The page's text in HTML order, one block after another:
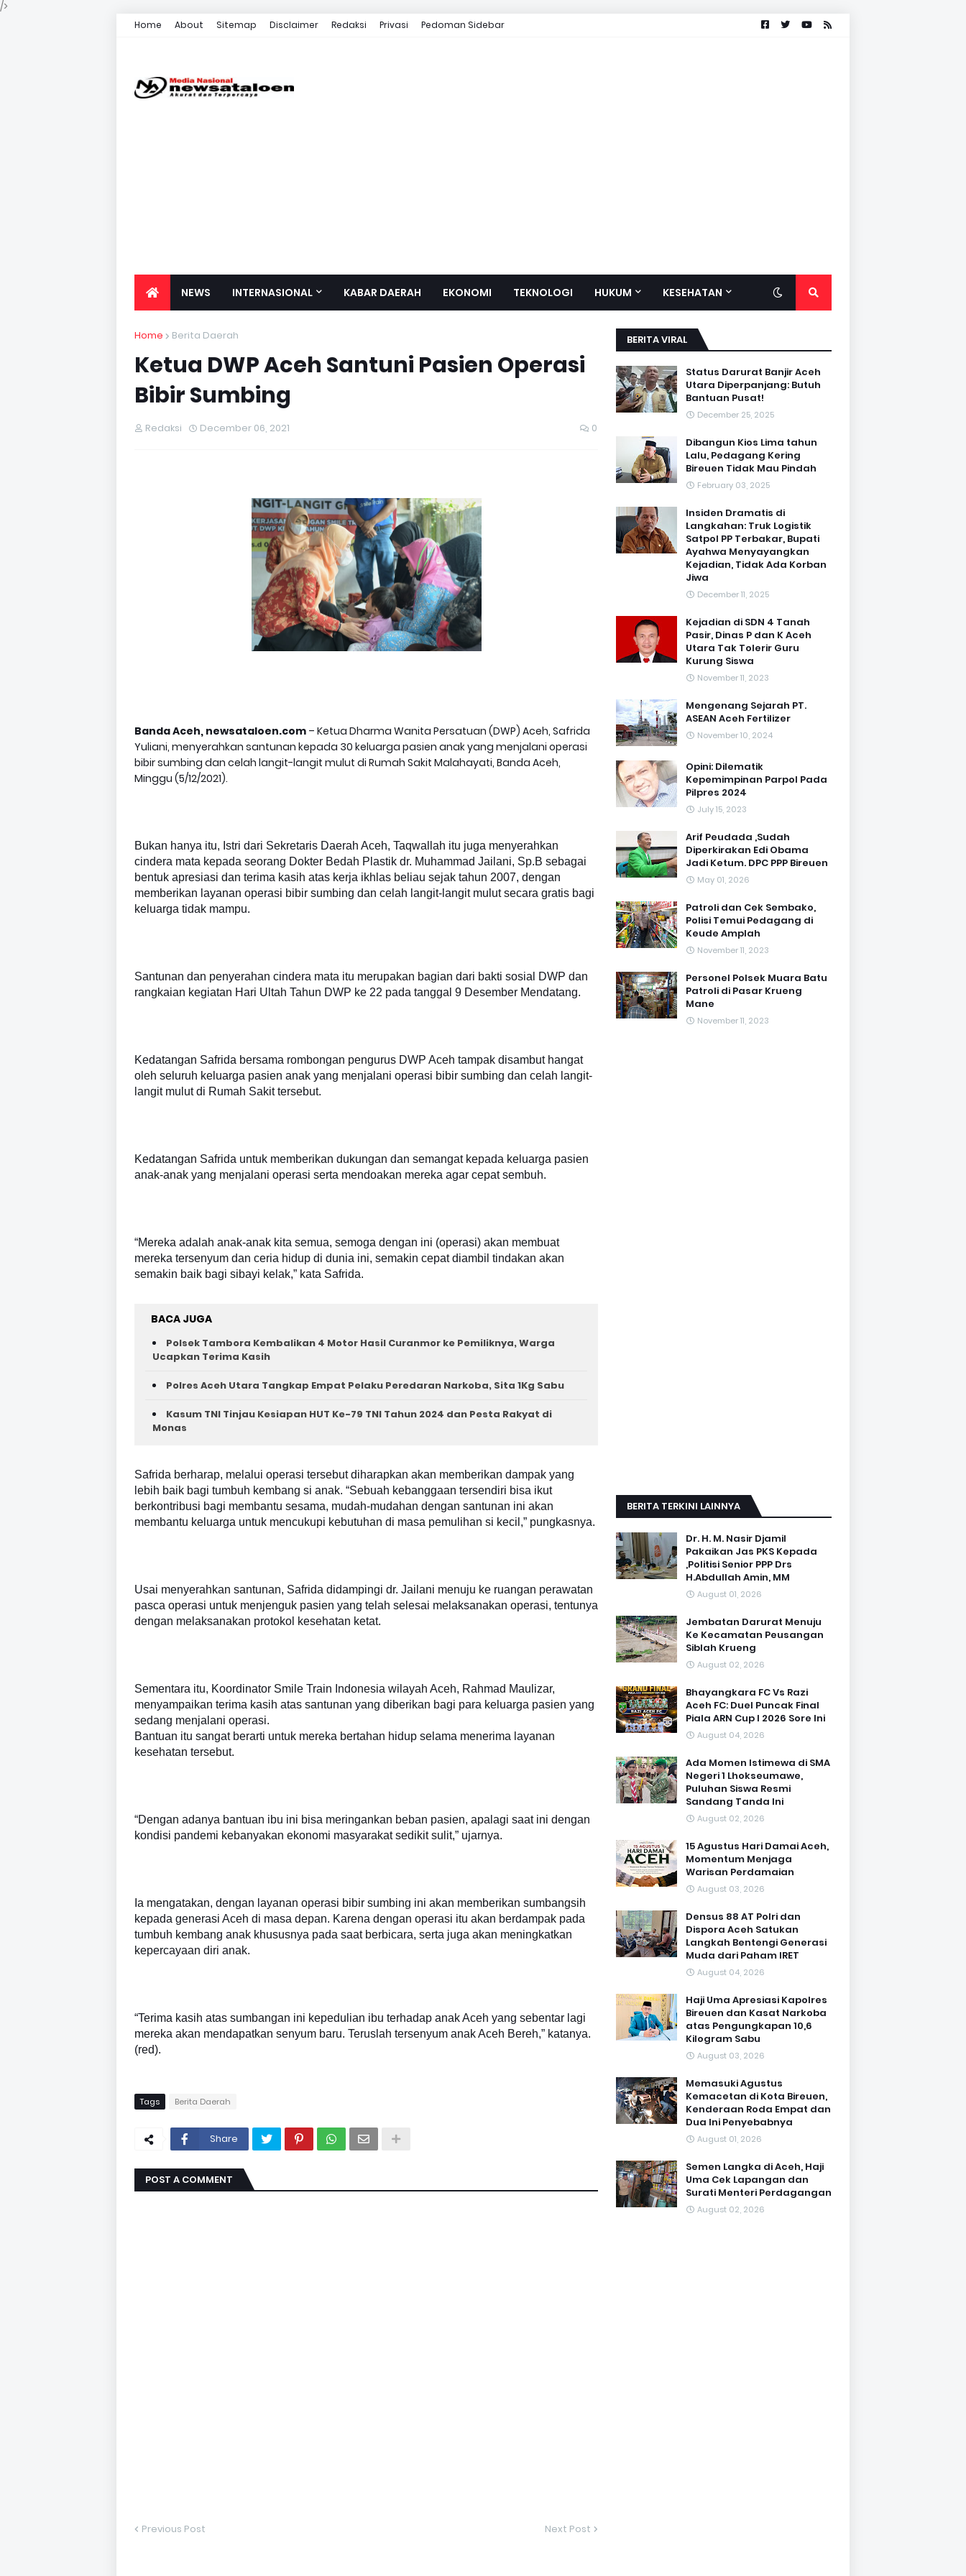
/>
Home About Sitemap Disclaimer Redaksi Privasi Pedoman Sidebar
NEWS INTERNASIONAL KABAR DAERAH EKONOMI TEKNOLOGI HUKUM KESEHATAN
Home Berita Daerah
Ketua DWP Aceh Santuni Pasien Operasi
Bibir Sumbing
Redaksi December 06, 2021 0
Banda Aceh, newsataloen.com – Ketua Dharma Wanita Persatuan (DWP) Aceh, Safrida
Yuliani, menyerahkan santunan kepada 30 keluarga pasien anak yang menjalani operasi
bibir sumbing dan celah langit-langit mulut di Rumah Sakit Malahayati, Banda Aceh,
Minggu (5/12/2021).
Bukan hanya itu, Istri dari Sekretaris Daerah Aceh, Taqwallah itu juga menyerahkan
cindera mata kepada seorang Dokter Bedah Plastik dr. Muhammad Jailani, Sp.B sebagai
bentuk apresiasi dan terima kasih atas kerja ikhlas beliau sejak tahun 2007, dengan
memberikan layanan operasi bibir sumbing dan celah langit-langit mulut secara gratis bagi
keluarga tidak mampu.
Santunan dan penyerahan cindera mata itu merupakan bagian dari bakti sosial DWP dan
rangkaian kegiatan Hari Ultah Tahun DWP ke 22 pada tanggal 9 Desember Mendatang.
Kedatangan Safrida bersama rombongan pengurus DWP Aceh tampak disambut hangat
oleh seluruh keluarga pasien anak yang menjalani operasi bibir sumbing dan celah langit-
langit mulut di Rumah Sakit tersebut.
Kedatangan Safrida untuk memberikan dukungan dan semangat kepada keluarga pasien
anak-anak yang menjalani operasi serta mendoakan mereka agar cepat sembuh.
“Mereka adalah anak-anak kita semua, semoga dengan ini (operasi) akan membuat
mereka tersenyum dan ceria hidup di dunia ini, semakin cepat diambil tindakan akan
semakin baik bagi sibayi kelak,” kata Safrida.
BACA JUGA
Polsek Tambora Kembalikan 4 Motor Hasil Curanmor ke Pemiliknya, Warga
Ucapkan Terima Kasih
Polres Aceh Utara Tangkap Empat Pelaku Peredaran Narkoba, Sita 1Kg Sabu
Kasum TNI Tinjau Kesiapan HUT Ke-79 TNI Tahun 2024 dan Pesta Rakyat di
Monas
Safrida berharap, melalui operasi tersebut diharapkan akan memberikan dampak yang
lebih baik bagi tumbuh kembang si anak. “Sebuah kebanggaan tersendiri bisa ikut
berkontribusi bagi membantu sesama, mudah-mudahan dengan santunan ini akan
membantu keluarga untuk mencukupi kebutuhan di masa pemulihan si kecil,” pungkasnya.
Usai menyerahkan santunan, Safrida didampingi dr. Jailani menuju ke ruangan perawatan
pasca operasi untuk menjenguk pasien yang telah selesai melaksanakan operasi, tentunya
dengan melaksanakan protokol kesehatan ketat.
Sementara itu, Koordinator Smile Train Indonesia wilayah Aceh, Rahmad Maulizar,
menyampaikan terima kasih atas santunan yang diberikan bagi para keluarga pasien yang
sedang menjalani operasi.
Bantuan itu sangat berarti untuk mereka bertahan hidup selama menerima layanan
kesehatan tersebut.
“Dengan adanya bantuan ibu ini bisa meringankan beban pasien, apalagi saat ini dengan
kondisi pandemi kebanyakan ekonomi masyarakat sedikit sulit,” ujarnya.
Ia mengatakan, dengan layanan operasi bibir sumbing ini akan memberikan sumbangsih
kepada generasi Aceh di masa depan. Karena dengan operasi itu akan berdampak pada
tumbuh kembang anak khususnya pada saat berbicara, serta juga akan meningkatkan
kepercayaan diri anak.
“Terima kasih atas sumbangan ini kepedulian ibu terhadap anak Aceh yang sebentar lagi
mereka akan mendapatkan senyum baru. Teruslah tersenyum anak Aceh Bereh,” katanya.
(red).
Tags Berita Daerah
Share
POST A COMMENT
Previous Post Next Post
BERITA VIRAL
Status Darurat Banjir Aceh
Utara Diperpanjang: Butuh
Bantuan Pusat!
December 25, 2025
Dibangun Kios Lima tahun
Lalu, Pedagang Kering
Bireuen Tidak Mau Pindah
February 03, 2025
Insiden Dramatis di
Langkahan: Truk Logistik
Satpol PP Terbakar, Bupati
Ayahwa Menyayangkan
Kejadian, Tidak Ada Korban
Jiwa
December 11, 2025
Kejadian di SDN 4 Tanah
Pasir, Dinas P dan K Aceh
Utara Tak Tolerir Guru
Kurung Siswa
November 11, 2023
Mengenang Sejarah PT.
ASEAN Aceh Fertilizer
November 10, 2024
Opini: Dilematik
Kepemimpinan Parpol Pada
Pilpres 2024
July 15, 2023
Arif Peudada ,Sudah
Diperkirakan Edi Obama
Jadi Ketum. DPC PPP Bireuen
May 01, 2026
Patroli dan Cek Sembako,
Polisi Temui Pedagang di
Keude Amplah
November 11, 2023
Personel Polsek Muara Batu
Patroli di Pasar Krueng
Mane
November 11, 2023
BERITA TERKINI LAINNYA
Dr. H. M. Nasir Djamil
Pakaikan Jas PKS Kepada
,Politisi Senior PPP Drs
H.Abdullah Amin, MM
August 01, 2026
Jembatan Darurat Menuju
Ke Kecamatan Peusangan
Siblah Krueng
August 02, 2026
Bhayangkara FC Vs Razi
Aceh FC: Duel Puncak Final
Piala ARN Cup I 2026 Sore Ini
August 04, 2026
Ada Momen Istimewa di SMA
Negeri 1 Lhokseumawe,
Puluhan Siswa Resmi
Sandang Tanda Ini
August 02, 2026
15 Agustus Hari Damai Aceh,
Momentum Menjaga
Warisan Perdamaian
August 03, 2026
Densus 88 AT Polri dan
Dispora Aceh Satukan
Langkah Bentengi Generasi
Muda dari Paham IRET
August 04, 2026
Haji Uma Apresiasi Kapolres
Bireuen dan Kasat Narkoba
atas Pengungkapan 10,6
Kilogram Sabu
August 03, 2026
Memasuki Agustus
Kemacetan di Kota Bireuen,
Kenderaan Roda Empat dan
Dua Ini Penyebabnya
August 01, 2026
Semen Langka di Aceh, Haji
Uma Cek Lapangan dan
Surati Menteri Perdagangan
August 02, 2026